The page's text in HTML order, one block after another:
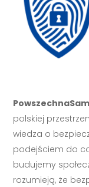
polskiej
wiedza o
podejściem do
budujemy
rozumieją, że